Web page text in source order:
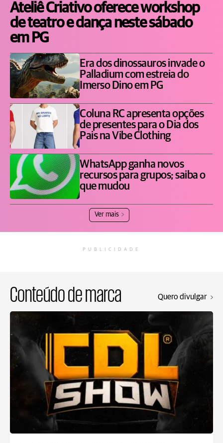
Ateliê Criativo oferece workshop
de teatro e dança neste sábado
em PG
Era dos dinossauros invade o
Palladium com estreia do
Imerso Dino em PG
Coluna RC apresenta opções
de presentes para o Dia dos
Pais na Vibe Clothing
WhatsApp ganha novos
recursos para grupos; saiba o
que mudou
Ver mais
PUBLICIDADE
Conteúdo de marca Quero divulgar